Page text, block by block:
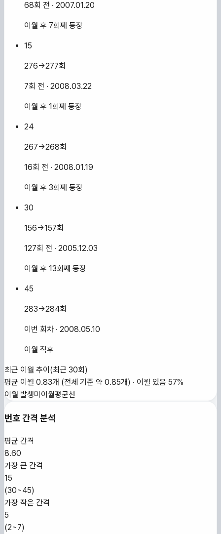
68회 전 · 2007.01.20
이월 후 7회째 등장
15
276→277회
7회 전 · 2008.03.22
이월 후 1회째 등장
24
267→268회
16회 전 · 2008.01.19
이월 후 3회째 등장
30
156→157회
127회 전 · 2005.12.03
이월 후 13회째 등장
45
283→284회
이번 회차 · 2008.05.10
이월 직후
최근 이월 추이 (최근 30회)
평균 이월 0.83개 (전체 기준 약 0.85개) · 이월 있음 57%
이월 발생미이월평균선
번호 간격 분석
평균 간격
8.60
가장 큰 간격
15
(30~45)
가장 작은 간격
5
(2~7)